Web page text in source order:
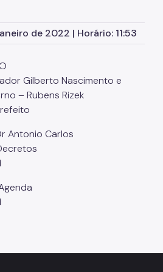
Infância
de Desestatização e Parcerias
Desestatização
e Finanças - CAF
de 2022 | Horário: 11:53
Gilberto Nascimento e
– Rubens Rizek
Antonio Carlos